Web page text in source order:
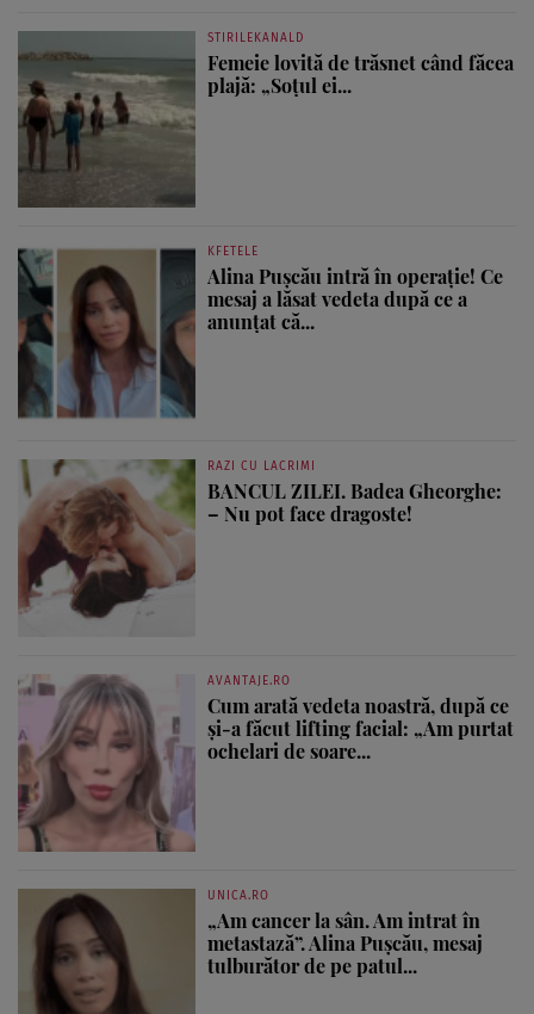
STIRILEKANALD
Femeie lovită de trăsnet când făcea
plajă: „Soțul ei...
KFETELE
Alina Pușcău intră în operație! Ce
mesaj a lăsat vedeta după ce a
anunțat că...
RAZI CU LACRIMI
BANCUL ZILEI. Badea Gheorghe:
– Nu pot face dragoste!
AVANTAJE.RO
Cum arată vedeta noastră, după ce
și-a făcut lifting facial: „Am purtat
ochelari de soare...
UNICA.RO
„Am cancer la sân. Am intrat în
metastază”. Alina Pușcău, mesaj
tulburător de pe patul...